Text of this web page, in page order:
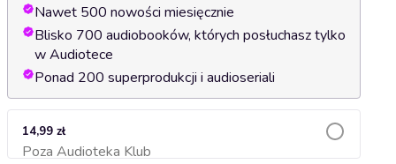
Nawet 500 nowości miesięcznie
Blisko 700 audiobooków, których posłuchasz tylko
w Audiotece
Ponad 200 superprodukcji i audioseriali
14,99 zł
Poza Audioteka KlubDodaj do koszyka